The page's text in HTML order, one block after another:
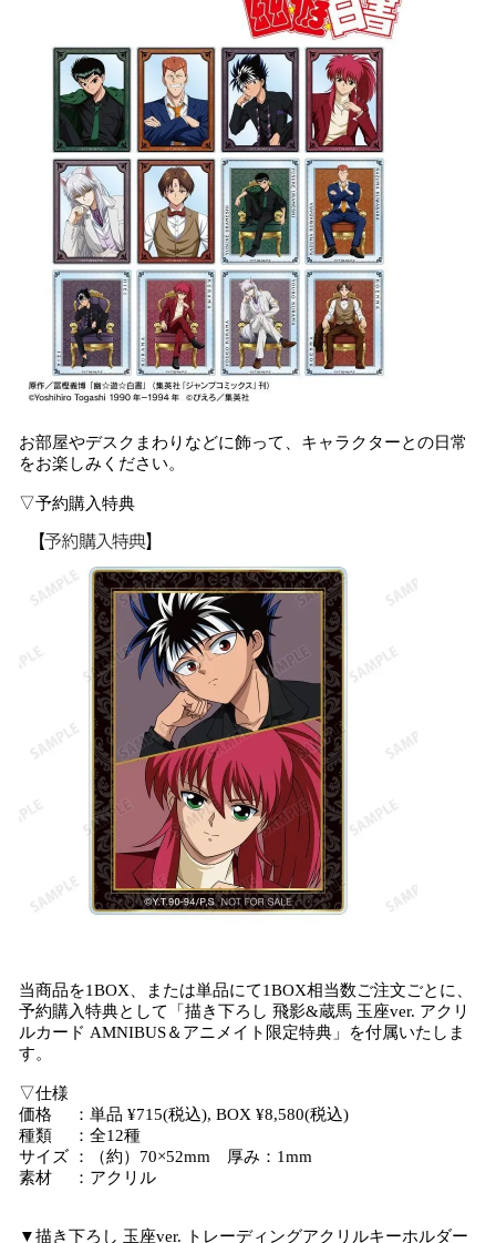
お部屋やデスクまわりなどに飾って、キャラクターとの日常
をお楽しみください。
▽予約購入特典
当商品を1BOX、または単品にて1BOX相当数ご注文ごとに、
予約購入特典として「描き下ろし 飛影&蔵馬 玉座ver. アクリ
ルカード AMNIBUS＆アニメイト限定特典」を付属いたしま
す。
▽仕様
価格 ：単品 ¥715(税込), BOX ¥8,580(税込)
種類 ：全12種
サイズ ：（約）70×52mm 厚み：1mm
素材 ：アクリル
▼描き下ろし 玉座ver. トレーディングアクリルキーホルダー